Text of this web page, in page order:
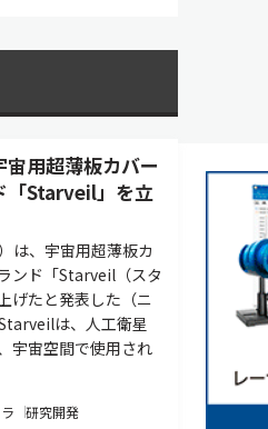
用超薄板カバー
「Starveil」を立
は、宇宙用超薄板カ
ンド「Starveil（スタ
げたと発表した（ニ
は、人工衛星
宇宙空間で使用され
研究開発